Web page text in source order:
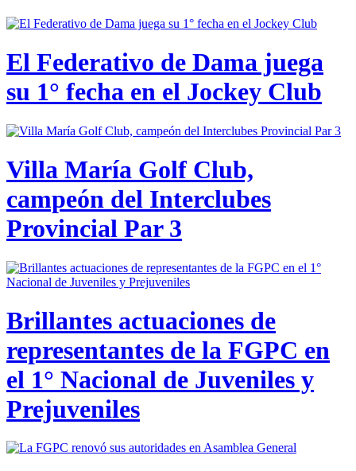
El Federativo de Dama juega
su 1° fecha en el Jockey Club
Villa María Golf Club,
campeón del Interclubes
Provincial Par 3
Brillantes actuaciones de
representantes de la FGPC en
el 1° Nacional de Juveniles y
Prejuveniles